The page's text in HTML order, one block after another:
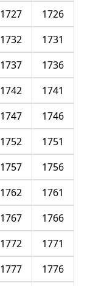
1726
1727
1731
1732
1736
1737
1741
1742
1746
1747
1751
1752
1756
1757
1761
1762
1766
1767
1771
1772
1776
1777